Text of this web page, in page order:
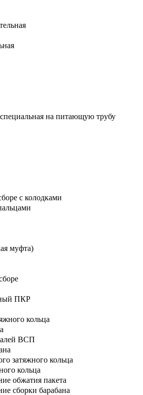
на питающую трубу
с колодками
муфта)
ПКР
кольца
ВСП
затяжного кольца
кольца
обжатия пакета
сборки барабана